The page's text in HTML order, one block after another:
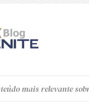
mais relevante